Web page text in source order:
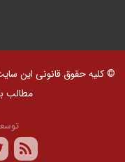
© کلیه حقوق قانونی این
مطالب